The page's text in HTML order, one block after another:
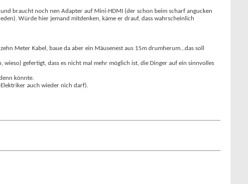
braucht noch nen Adapter auf Mini-HDMI (der schon beim scharf angucken
Würde hier jemand mitdenken, käme er drauf, dass wahrscheinlich
Meter Kabel, baue da aber ein Mäusenest aus 15m drumherum...das soll
gefertigt, dass es nicht mal mehr möglich ist, die Dinger auf ein sinnvolles
könnte.
auch wieder nich darf).